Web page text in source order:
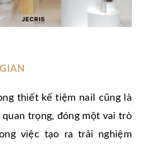
thiết kế tiệm nail cũng là
trọng, đóng một vai trò
việc tạo ra trải nghiệm